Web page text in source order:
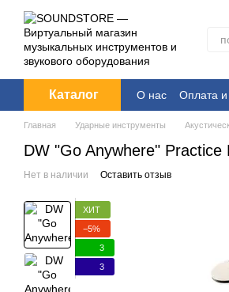
Перейти к основному контенту
Каталог О нас Оплата и
Главная Ударные инструменты
DW "Go Anywhere" Practice
Нет в наличии Оставить отзыв
ХИТ
−5%
3
3